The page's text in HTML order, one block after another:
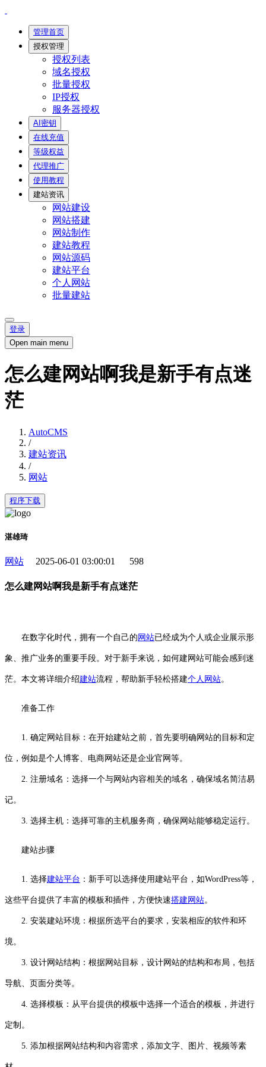
管理首页
授权管理
授权列表
域名授权
批量授权
IP授权
服务器授权
AI密钥
在线充值
等级权益
代理推广
使用教程
建站资讯
网站建设
网站搭建
网站制作
建站教程
网站源码
建站平台
个人网站
批量建站
登录
Open main menu
怎么建网站啊我是新手有点迷
茫
AutoCMS
/
建站资讯
/
网站
程序下载
湛雄琦
网站 2025-06-01 03:00:01 598
怎么建网站啊我是新手有点迷茫
在数字化时代，拥有一个自己的 网站已经成为个人或企业展示形
象、推广业务的重要手段。对于新手来说，如何建网站可能会感到迷
茫。本文将详细介绍建站流程，帮助新手轻松搭建个人网站。
准备工作
1. 确定网站目标：在开始建站之前，首先要明确网站的目标和定
位，例如是个人博客、电商网站还是企业官网等。
2. 注册域名：选择一个与网站内容相关的域名，确保域名简洁易
记。
3. 选择主机：选择可靠的主机服务商，确保网站能够稳定运行。
建站步骤
1. 选择建站平台 ：新手可以选择使用建站平台，如WordPress等，
这些平台提供了丰富的模板和插件，方便快速搭建网站。
2. 安装建站环境：根据所选平台的要求，安装相应的软件和环
境。
3. 设计网站结构：根据网站目标，设计网站的结构和布局，包括
导航、页面分类等。
4. 选择模板：从平台提供的模板中选择一个适合的模板，并进行
定制。
5. 添加根据网站结构和内容需求，添加文字、图片、视频等素